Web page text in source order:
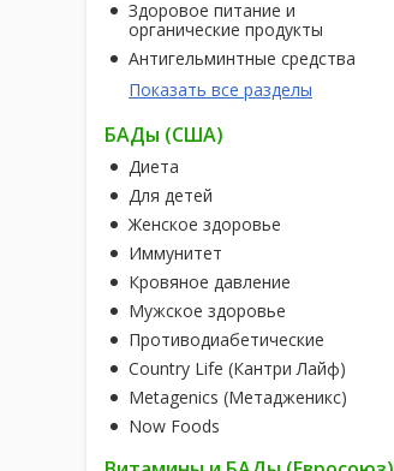
Здоровое питание и
органические продукты
Антигельминтные средства
Показать все разделы
БАДы (США)
Диета
Для детей
Женское здоровье
Иммунитет
Кровяное давление
Мужское здоровье
Противодиабетические
Country Life (Кантри Лайф)
Metagenics (Метадженикс)
Now Foods